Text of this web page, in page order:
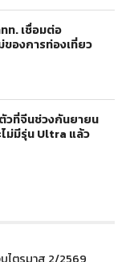
ท. เชื่อมต่อ
องการท่องเที่ยว
วที่จีนช่วงกันยายน
ม่มีรุ่น Ultra แล้ว